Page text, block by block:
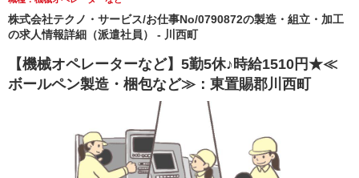
株式会社テクノ・サービス/お仕事No/0790872の製造・組立・加工
の求人情報詳細（派遣社員） - 川西町
【機械オペレーターなど】5勤5休♪時給1510円★≪
ボールペン製造・梱包など≫：東置賜郡川西町